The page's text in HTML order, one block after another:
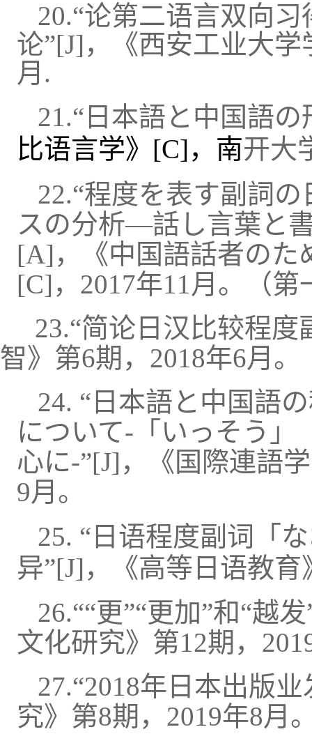
20.“论第二语言双向
论”[J]，《西安工业大学
月.
21.“日本語と中国語
比语言学》[C]，南开大
22.“程度を表す副詞
スの分析―話し言葉と
[A] ， 《中国語話者のた
[C] ，2017年11月。（第
23.“简论日汉比较程
智》 第6期，2018年6月。
24. “ 日本語と中国語
について‐「いっそう
心に-”[J] ， 《 国際連語
9月。
25. “日语程度副词「
异”[J]，《高等日语教育
26.““更”“更加”和“越
文化研究》 第12期，
27.“2018年日本出版
究》 第8期，2019年8月